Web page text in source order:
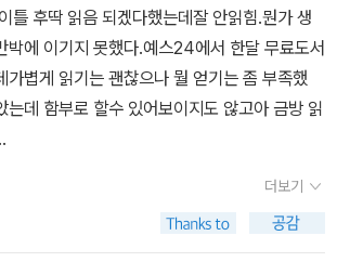
틀 후딱 읽음 되겠다했는데잘 안읽힘.뭔가 생
박에 이기지 못했다.예스24에서 한달 무료도서
가볍게 읽기는 괜찮으나 뭘 얻기는 좀 부족했
는데 함부로 할수 있어보이지도 않고아 금방 읽
더보기